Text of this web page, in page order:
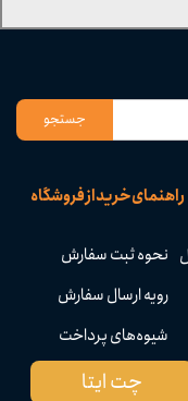
راهنمای خرید از فروشگاه
نحوه ثبت سفارش
رویه ارسال سفارش
شیوه‌های پرداخت
جستجو
چت ایتا